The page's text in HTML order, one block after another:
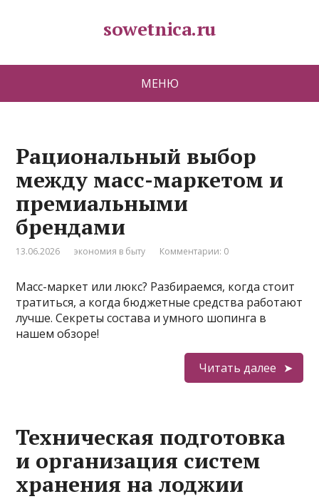
sowetnica.ru
МЕНЮ
Рациональный выбор
между масс-маркетом и
премиальными
брендами
13.06.2026 экономия в быту Комментарии: 0
Масс-маркет или люкс? Разбираемся, когда стоит
тратиться, а когда бюджетные средства работают
лучше. Секреты состава и умного шопинга в
нашем обзоре!
Читать далее
Техническая подготовка
и организация систем
хранения на лоджии